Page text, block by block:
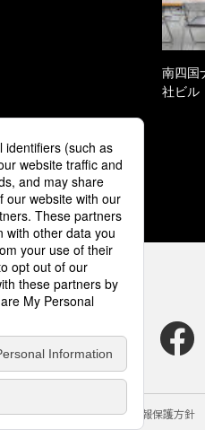
南四国
社ビル
クッキーポリシー 個人情報保護方針